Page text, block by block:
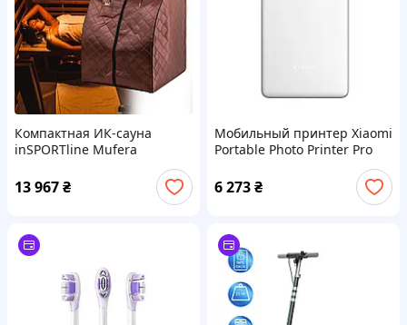
Компактная ИК-сауна
inSPORTline Mufera
unlimited-choice-
13 967₴
Мобильный принтер Xiaomi
Portable Photo Printer Pro
unlimited-choice-
6 273₴